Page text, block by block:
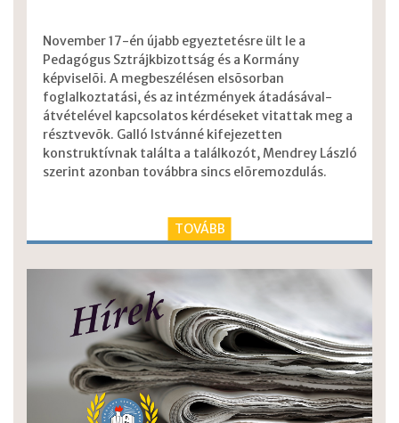
November 17-én újabb egyeztetésre ült le a
Pedagógus Sztrájkbizottság és a Kormány
képviselõi. A megbeszélésen elsõsorban
foglalkoztatási, és az intézmények átadásával-
átvételével kapcsolatos kérdéseket vitattak meg a
résztvevõk. Galló Istvánné kifejezetten
konstruktívnak találta a találkozót, Mendrey László
szerint azonban továbbra sincs elõremozdulás.
TOVÁBB